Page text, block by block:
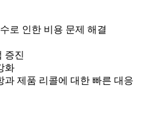
로 인한 비용 문제 해결
증진
화
과 제품 리콜에 대한 빠른 대응